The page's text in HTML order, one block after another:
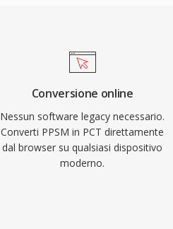
Conversione online
Nessun software legacy necessario.
Converti PPSM in PCT direttamente
dal browser su qualsiasi dispositivo
moderno.